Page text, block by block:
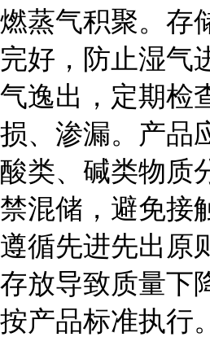
燃蒸气积聚。存
完好，防止湿气
气逸出，定期检
损、渗漏。产品
酸类、碱类物质
禁混储，避免接
遵循先进先出原
存放导致质量下
按产品标准执行